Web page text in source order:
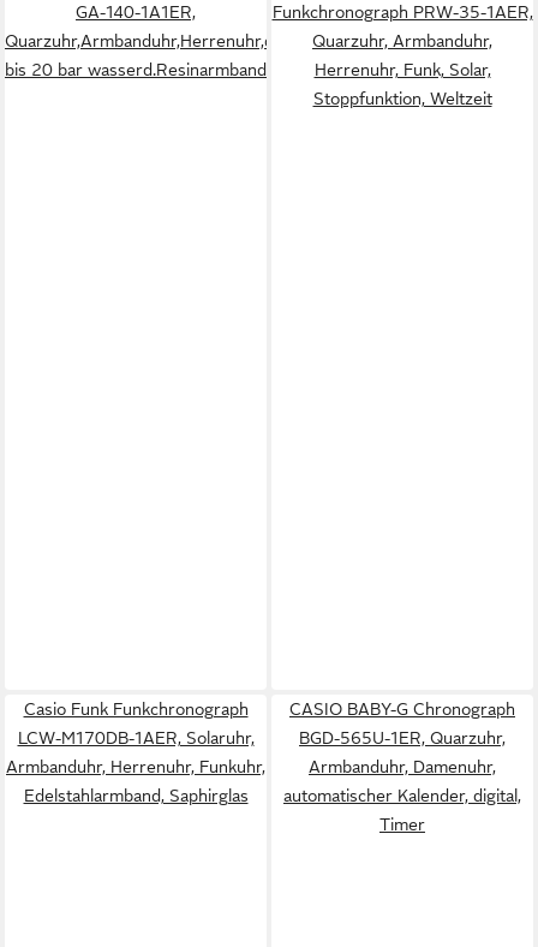
GA-140-1A1ER,
Quarzuhr,Armbanduhr,Herrenuhr,digital,
bis 20 bar wasserd.Resinarmband
Funkchronograph PRW-35-1AER,
Quarzuhr, Armbanduhr,
Herrenuhr, Funk, Solar,
Stoppfunktion, Weltzeit
Casio Funk Funkchronograph
LCW-M170DB-1AER, Solaruhr,
Armbanduhr, Herrenuhr, Funkuhr,
Edelstahlarmband, Saphirglas
CASIO BABY-G Chronograph
BGD-565U-1ER, Quarzuhr,
Armbanduhr, Damenuhr,
automatischer Kalender, digital,
Timer